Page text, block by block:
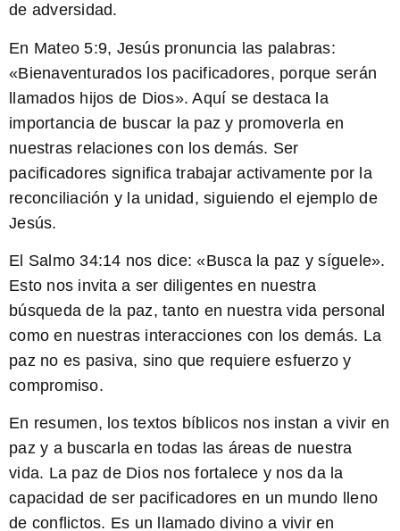
de adversidad.
En Mateo 5:9, Jesús pronuncia las palabras:
«Bienaventurados los pacificadores, porque serán
llamados hijos de Dios». Aquí se destaca la
importancia de buscar la paz y promoverla en
nuestras relaciones con los demás. Ser
pacificadores significa trabajar activamente por la
reconciliación y la unidad, siguiendo el ejemplo de
Jesús.
El Salmo 34:14 nos dice: «Busca la paz y síguele».
Esto nos invita a ser diligentes en nuestra
búsqueda de la paz, tanto en nuestra vida personal
como en nuestras interacciones con los demás. La
paz no es pasiva, sino que requiere esfuerzo y
compromiso.
En resumen, los textos bíblicos nos instan a vivir en
paz y a buscarla en todas las áreas de nuestra
vida. La paz de Dios nos fortalece y nos da la
capacidad de ser pacificadores en un mundo lleno
de conflictos. Es un llamado divino a vivir en